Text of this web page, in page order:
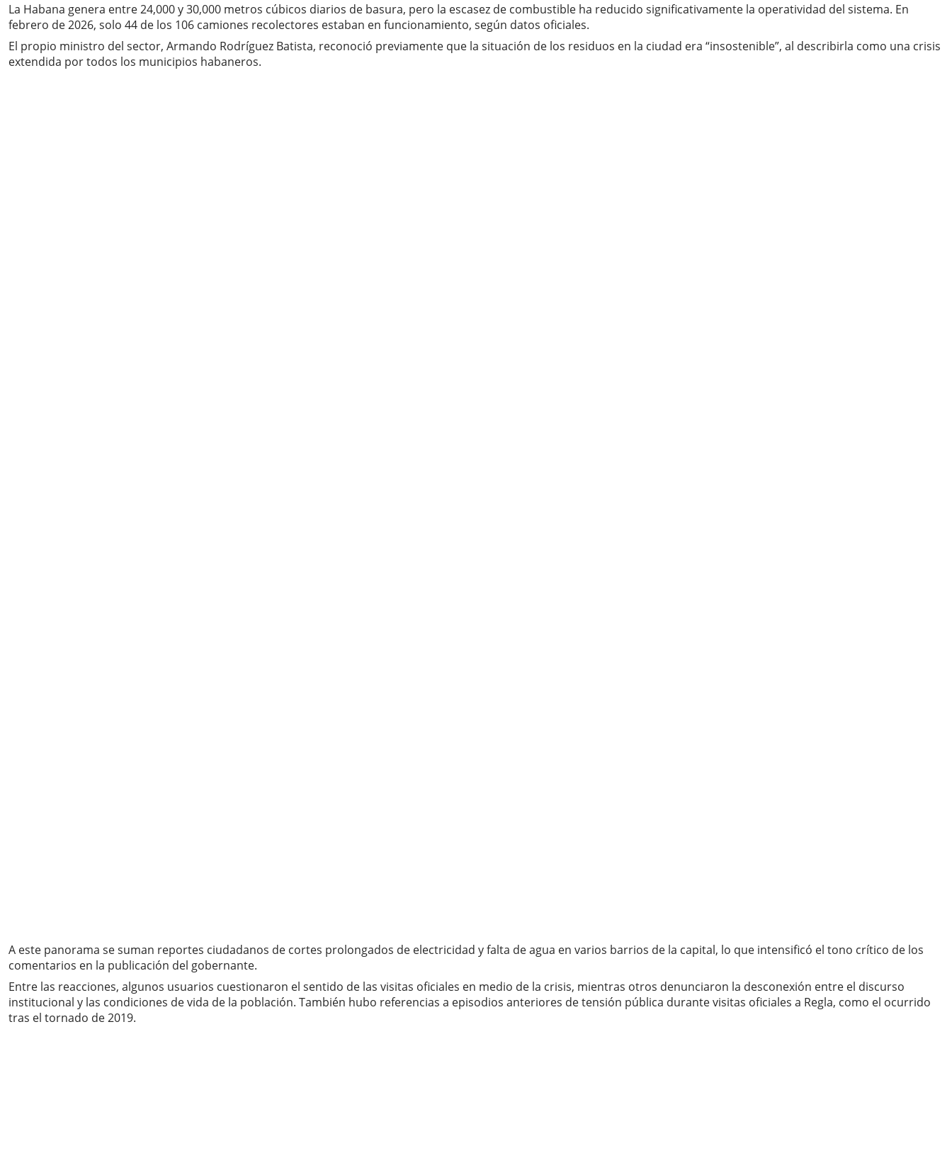
La Habana genera entre 24,000 y 30,000 metros cúbicos diarios de basura, pero la escasez de combustible ha reducido significativamente la operatividad del sistema. En
febrero de 2026, solo 44 de los 106 camiones recolectores estaban en funcionamiento, según datos oficiales.
El propio ministro del sector, Armando Rodríguez Batista, reconoció previamente que la situación de los residuos en la ciudad era “insostenible”, al describirla como una crisis
extendida por todos los municipios habaneros.
A este panorama se suman reportes ciudadanos de cortes prolongados de electricidad y falta de agua en varios barrios de la capital, lo que intensificó el tono crítico de los
comentarios en la publicación del gobernante.
Entre las reacciones, algunos usuarios cuestionaron el sentido de las visitas oficiales en medio de la crisis, mientras otros denunciaron la desconexión entre el discurso
institucional y las condiciones de vida de la población. También hubo referencias a episodios anteriores de tensión pública durante visitas oficiales a Regla, como el ocurrido
tras el tornado de 2019.